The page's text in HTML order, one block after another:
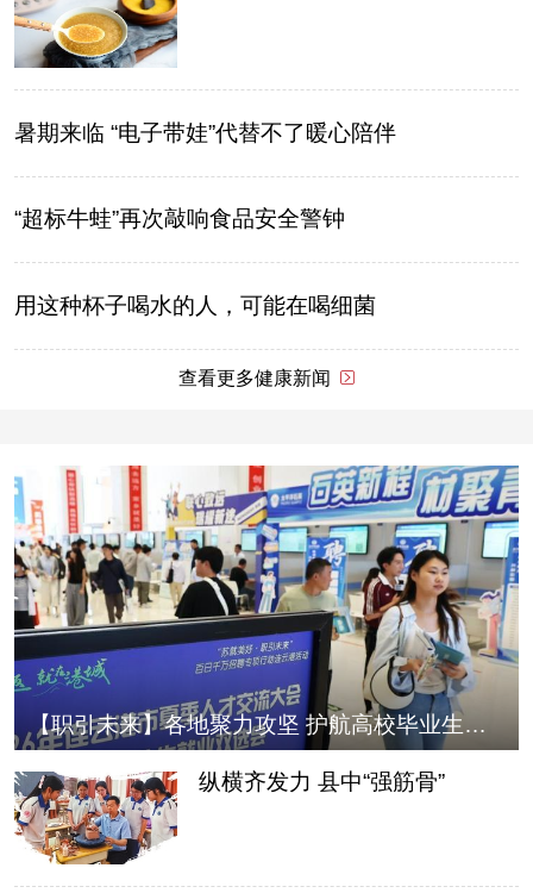
暑期来临 “电子带娃”代替不了暖心陪伴
“超标牛蛙”再次敲响食品安全警钟
用这种杯子喝水的人，可能在喝细菌
查看更多健康新闻
【职引未来】各地聚力攻坚 护航高校毕业生走稳就业路
纵横齐发力 县中“强筋骨”